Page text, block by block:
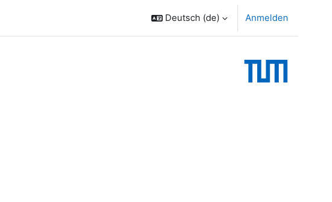
Deutsch ‎(de)‎ Anmelden